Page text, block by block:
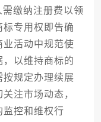
缴纳注册费以领
专用权即告确
业活动中规范使
以维持商标的
按规定办理续展
注市场动态，
监控和维权行